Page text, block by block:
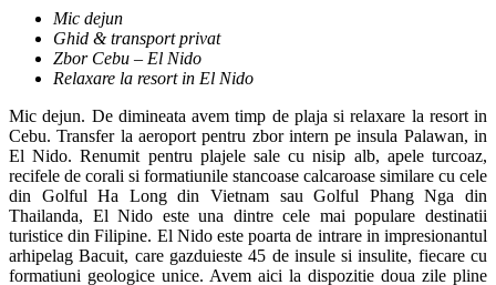
Mic dejun
Ghid & transport privat
Zbor Cebu – El Nido
Relaxare la resort in El Nido
Mic dejun. De dimineata avem timp de plaja si relaxare la resort in
Cebu. Transfer la aeroport pentru zbor intern pe insula Palawan, in
El Nido. Renumit pentru plajele sale cu nisip alb, apele turcoaz,
recifele de corali si formatiunile stancoase calcaroase similare cu cele
din Golful Ha Long din Vietnam sau Golful Phang Nga din
Thailanda, El Nido este una dintre cele mai populare destinatii
turistice din Filipine. El Nido este poarta de intrare in impresionantul
arhipelag Bacuit, care gazduieste 45 de insule si insulite, fiecare cu
formatiuni geologice unice. Avem aici la dispozitie doua zile pline